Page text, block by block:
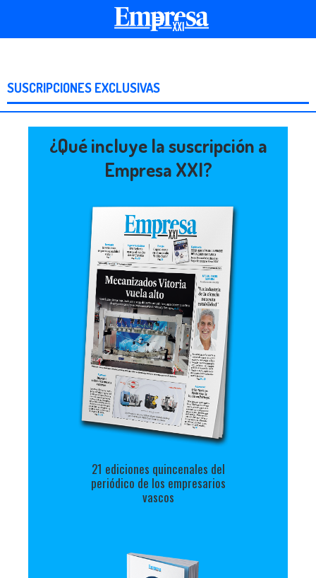
SUSCRIPCIONES EXCLUSIVAS
¿Qué incluye la suscripción a
Empresa XXI?
21 ediciones quincenales del
periódico de los empresarios
vascos